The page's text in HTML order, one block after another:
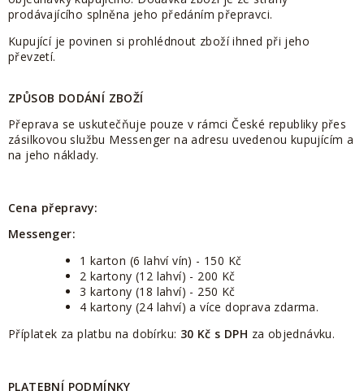
prodávajícího splněna jeho předáním přepravci.
Kupující je povinen si prohlédnout zboží ihned při jeho
převzetí.
ZPŮSOB DODÁNÍ ZBOŽÍ
Přeprava se uskutečňuje pouze v rámci České republiky přes
zásilkovou službu Messenger na adresu uvedenou kupujícím a
na jeho náklady.
Cena přepravy:
Messenger:
1 karton (6 lahví vín) - 150 Kč
2 kartony (12 lahví) - 200 Kč
3 kartony (18 lahví) - 250 Kč
4 kartony (24 lahví) a více doprava zdarma.
Příplatek za platbu na dobírku: 30 Kč s DPH za objednávku.
PLATEBNÍ PODMÍNKY